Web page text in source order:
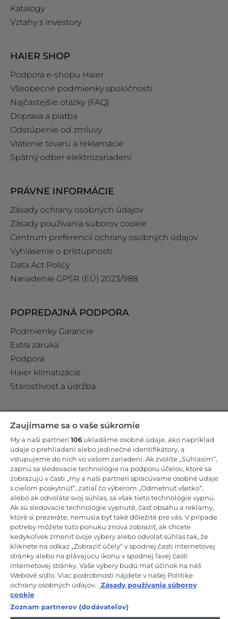
Katalogy
Vztahy s investory
HAIER SHOP
Podpora e‑shopu Haier
Všeobecné podmienky spoločnosti
Najčastejšie otázky (FAQ)
Doprava a platba
Odstúpenie od zmluvy
Vrátenie tovaru a reklamácie
Spätný odber elektrozariadení
PRÁVNE INFORMÁCIE
Zásady ochrany osobných údajov
Zásady používania súborov cookie
Centrum preferencií ochrany osobných údajov
Vyhlásenie o prístupnosti
Data Act Policy
Nariadenie GPSR (EÚ) 2023/988
POPREDAJNÁ PODPORA
Podmienky Garancie
Extra záruka
Podpora
Haier klimatizácie
Starostlivosť a údržba
Zostaňte v kontakte!
Odoberajte náš newsletter
CANDY HOOVER GROUP S.r.I. – Jednoosobová spol. s r.o. –
PRÁVNE SÍDLO SPOLOČNOSTI: Via Comolli, 57 – 20861 Brugherio
(MB) – Taliansko – ADMINISTRATÍVNE SÍDLA: Via Privata Eden
Fumagalli snc – 20861 Brugherio (MB) a Via Trento č. 20/A-22 –
20871 Vimercate (MB) – Taliansko – Tel.: +39.039.2086.1 – Fax:
+39.039.2086.237 – Základné imanie 35 000 000,00 € plne splatené
– Daňové identifikačné číslo a číslo zápisu v obchodnom registri
Miláno-Monza-Brianza-Lodi 04666310158 – DIČ 00786860965 –
Identifikačné číslo obchodnej jednotky: MB-1033934 – Oprávnenie IT
AEOF 211870 – Činnosť spoločnosti riadi a koordinuje spoločnosť
Candy S.p.A.
SK / Slovensko
Zaujímame sa o vaše súkromie
My a naši partneri 106 ukladáme osobné údaje, ako napríklad
údaje o prehliadaní alebo jedinečné identifikátory, a
vstupujeme do nich vo vašom zariadení. Ak zvolíte „Súhlasím“,
zapnú sa sledovacie technológie na podporu účelov, ktoré sa
zobrazujú v časti „my a naši partneri spracúvame osobné údaje
s cieľom poskytnúť“, zatiaľ čo výberom „Odmetnuť všetko“,
alebo ak odvoláte svoj súhlas, sa však tieto technológie vypnú.
Ak sú sledovacie technológie vypnuté, časť obsahu a reklamy,
ktoré si prezeráte, nemusia byť také dôležité pre vás. V prípade
potreby môžete túto ponuku znova zobraziť, ak chcete
kedykoľvek zmeniť svoje výbery alebo odvolať súhlas tak, že
kliknete na odkaz „Zobraziť účely“ v spodnej časti internetovej
stránky alebo na plávajúcu ikonu v spodnej ľavej časti
internetovej stránky. Vaše výbery budú mať účinok na náš
Webové sídlo. Viac podrobností nájdete v našej Politike
ochrany osobných údajov.
Zásady používania súborov
cookie
Zoznam partnerov (dodávateľov)